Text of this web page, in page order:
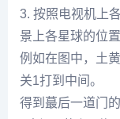
3. 按照电视机上
景上各星球的位置
例如在图中，土
关1打到中间。
得到蕞后一道门